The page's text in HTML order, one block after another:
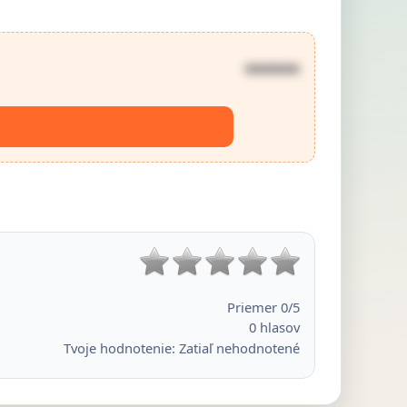
••••••
Priemer 0/5
0 hlasov
Tvoje hodnotenie: Zatiaľ nehodnotené